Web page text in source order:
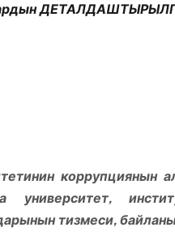
коррупциянын
тизмеси,